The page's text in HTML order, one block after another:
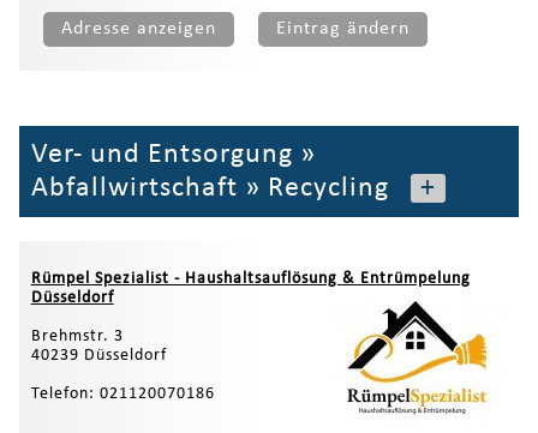
Adresse anzeigen Eintrag ändern
Ver- und Entsorgung »
Abfallwirtschaft » Recycling +
Rümpel Spezialist - Haushaltsauflösung & Entrümpelung
Düsseldorf
Brehmstr. 3
40239 Düsseldorf
Telefon: 021120070186